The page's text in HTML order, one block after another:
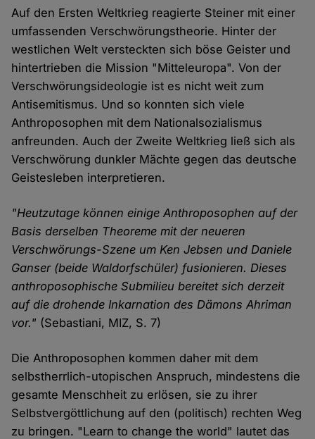
Auf den Ersten Weltkrieg reagierte Steiner mit einer
umfassenden Verschwörungstheorie. Hinter der
westlichen Welt versteckten sich böse Geister und
hintertrieben die Mission "Mitteleuropa". Von der
Verschwörungsideologie ist es nicht weit zum
Antisemitismus. Und so konnten sich viele
Anthroposophen mit dem Nationalsozialismus
anfreunden. Auch der Zweite Weltkrieg ließ sich als
Verschwörung dunkler Mächte gegen das deutsche
Geistesleben interpretieren.
"Heutzutage können einige Anthroposophen auf der
Basis derselben Theoreme mit der neueren
Verschwörungs-Szene um Ken Jebsen und Daniele
Ganser (beide Waldorfschüler) fusionieren. Dieses
anthroposophische Submilieu bereitet sich derzeit
auf die drohende Inkarnation des Dämons Ahriman
vor." (Sebastiani, MIZ, S. 7)
Die Anthroposophen kommen daher mit dem
selbstherrlich-utopischen Anspruch, mindestens die
gesamte Menschheit zu erlösen, sie zu ihrer
Selbstvergöttlichung auf den (politisch) rechten Weg
zu bringen. "Learn to change the world" lautet das